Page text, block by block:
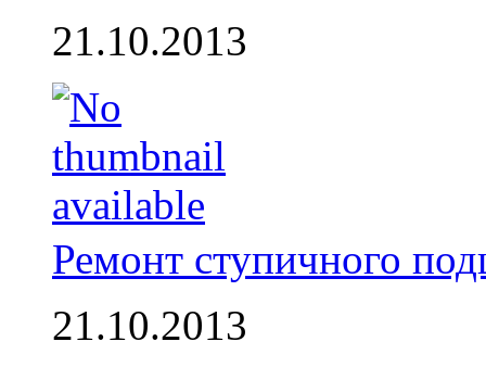
21.10.2013
Ремонт ступичного
21.10.2013